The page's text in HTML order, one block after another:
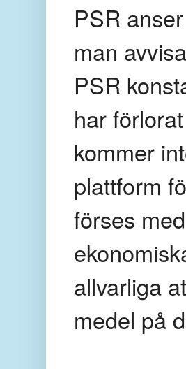
PSR
man
PSR
har
kommer
plattform
förses
allvarliga
medel på